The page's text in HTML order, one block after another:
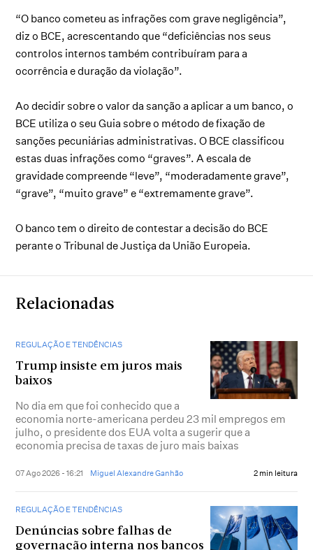
“O banco cometeu as infrações com grave negligência”,
diz o BCE, acrescentando que “deficiências nos seus
controlos internos também contribuíram para a
ocorrência e duração da violação”.
Ao decidir sobre o valor da sanção a aplicar a um banco, o
BCE utiliza o seu Guia sobre o método de fixação de
sanções pecuniárias administrativas. O BCE classificou
estas duas infrações como “graves”. A escala de
gravidade compreende “leve”, “moderadamente grave”,
“grave”, “muito grave” e “extremamente grave”.
O banco tem o direito de contestar a decisão do BCE
perante o Tribunal de Justiça da União Europeia.
Relacionadas
REGULAÇÃO E TENDÊNCIAS
Trump insiste em juros mais
baixos
No dia em que foi conhecido que a
economia norte-americana perdeu 23 mil empregos em
julho, o presidente dos EUA volta a sugerir que a
economia precisa de taxas de juro mais baixas
07 Ago 2026 - 16:21 Miguel Alexandre Ganhão 2 min leitura
REGULAÇÃO E TENDÊNCIAS
Denúncias sobre falhas de
governação interna nos bancos